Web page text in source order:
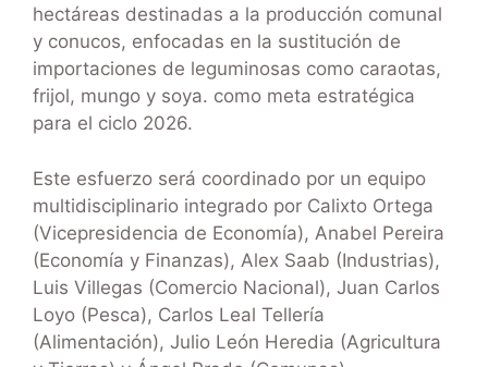
hectáreas destinadas a la producción comunal
y conucos, enfocadas en la sustitución de
importaciones de leguminosas como caraotas,
frijol, mungo y soya. como meta estratégica
para el ciclo 2026.
Este esfuerzo será coordinado por un equipo
multidisciplinario integrado por Calixto Ortega
(Vicepresidencia de Economía), Anabel Pereira
(Economía y Finanzas), Alex Saab (Industrias),
Luis Villegas (Comercio Nacional), Juan Carlos
Loyo (Pesca), Carlos Leal Tellería
(Alimentación), Julio León Heredia (Agricultura